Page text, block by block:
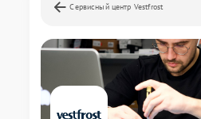
Сервисный центр Vestfrost